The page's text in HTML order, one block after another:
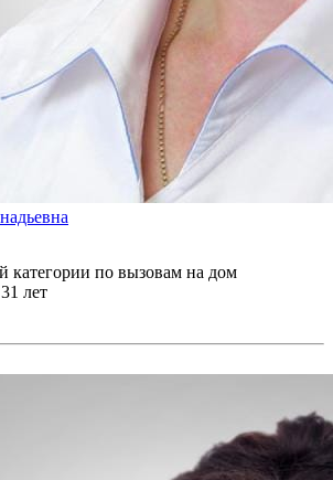
категории по вызовам на дом
лет